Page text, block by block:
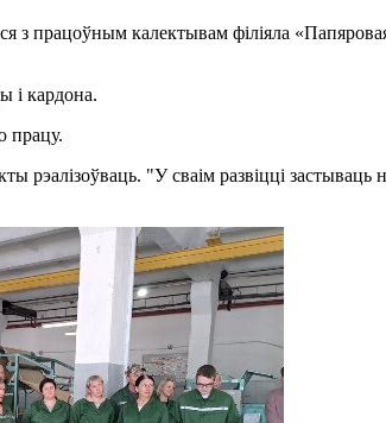
з працоўным калектывам філіяла
і кардона.
працу.
рэалізоўваць. "У сваім развіцці застываць